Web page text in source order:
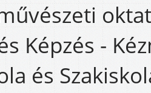
Képzés -
és